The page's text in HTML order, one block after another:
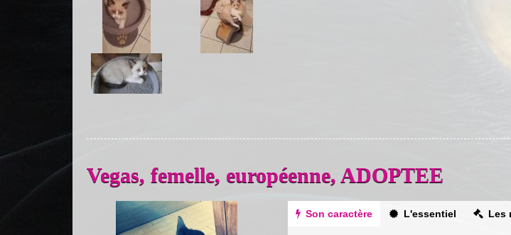
Vegas, femelle, européenne, ADOPTEE
Previous Son caractère L'essentiel Les